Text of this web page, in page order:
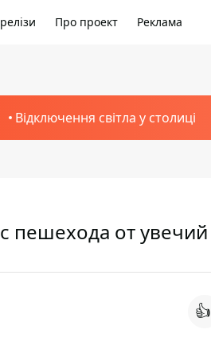
Про проект Реклама
Відключення світла у столиці
пешехода от увечий
👍